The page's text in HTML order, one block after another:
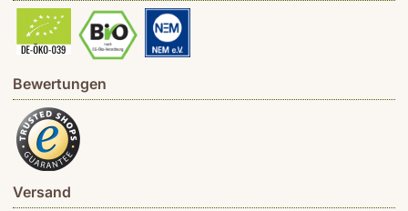
Bewertungen
Versand